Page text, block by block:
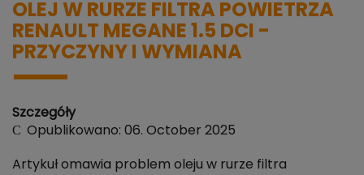
OLEJ W RURZE FILTRA POWIETRZA
RENAULT MEGANE 1.5 DCI -
PRZYCZYNY I WYMIANA
Szczegóły
Opublikowano: 06. October 2025
Artykuł omawia problem oleju w rurze filtra